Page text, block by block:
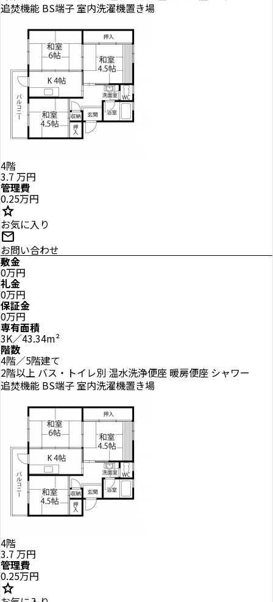
追焚機能 BS端子 室内洗濯機置き場
4階
3.7 万円
管理費
0.25万円
star
お気に入り
mail
お問い合わせ
敷金
0万円
礼金
0万円
保証金
0万円
専有面積
3K／43.34m²
階数
4階／5階建て
2階以上 バス・トイレ別 温水洗浄便座 暖房便座 シャワー
追焚機能 BS端子室内洗濯機置き場
4階
3.7 万円
管理費
0.25万円
star